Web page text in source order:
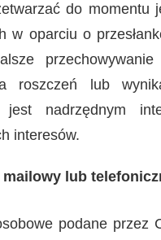
do momentu
w oparciu o
roszczeń lub
jest nadrzędnym
interesów.
mailowy lub
podane przez